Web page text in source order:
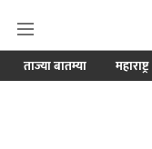
ताज्या बातम्या महाराष्ट्र